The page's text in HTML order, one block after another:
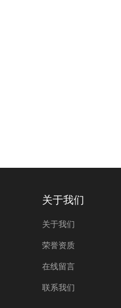
关于我们
关于我们
荣誉资质
在线留言
联系我们